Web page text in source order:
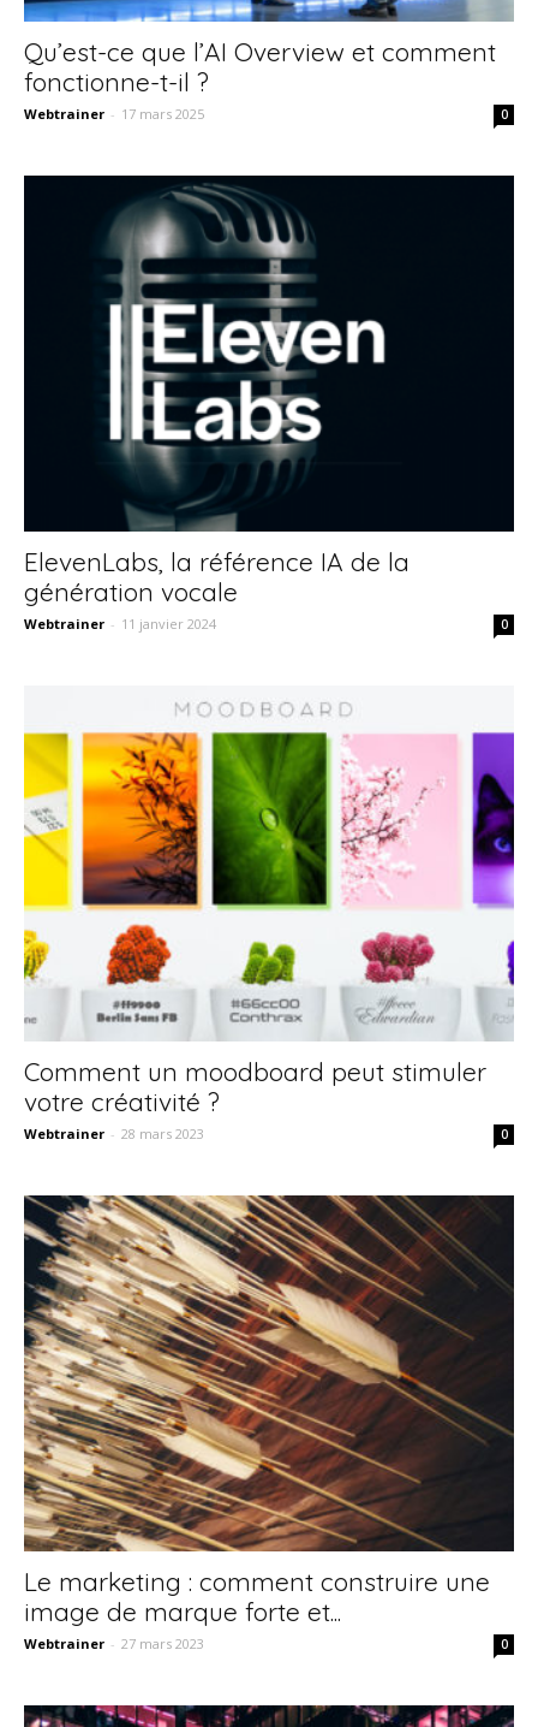
Qu’est-ce que l’AI Overview et comment
fonctionne-t-il ?
Webtrainer - 17 mars 2025 0
ElevenLabs, la référence IA de la
génération vocale
Webtrainer - 11 janvier 2024 0
Comment un moodboard peut stimuler
votre créativité ?
Webtrainer - 28 mars 2023 0
Le marketing : comment construire une
image de marque forte et...
Webtrainer - 27 mars 2023 0